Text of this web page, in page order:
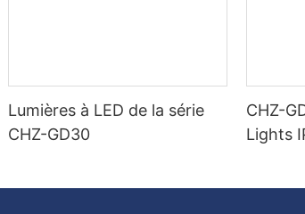
Lumières à LED de la série
CHZ-GD30
CHZ-
Lights